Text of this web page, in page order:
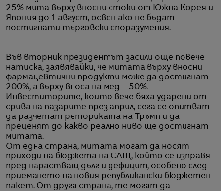
25% мита върху вносни стоки от Южна Корея и
Япония до 1 август, освен ако не бъдат
постигнати търговски споразумения.
Във вторник президентът засили още повече
натиска, заявявайки, че митата върху вносни
фармацевтични продукти може да достигнат
200%, а върху вноса на мед – 50%.
Инвеститорите, които вече бяха ударени от
срива на пазарите през април, сега се опитват
да разчетат реториката на Тръмп и да
преценят до какво реално ниво ще достигнат
митата.
От една страна, митата могат да носят
приходи на бюджета на САЩ, който се изправя
пред нарастващ дълг и дефицит, особено след
приемането на новия републикански бюджетен
пакет. От друга страна, те могат да